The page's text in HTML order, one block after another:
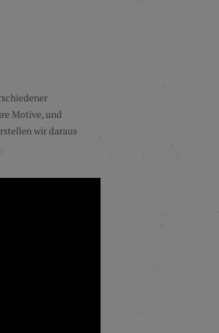
Motive, und
wir daraus